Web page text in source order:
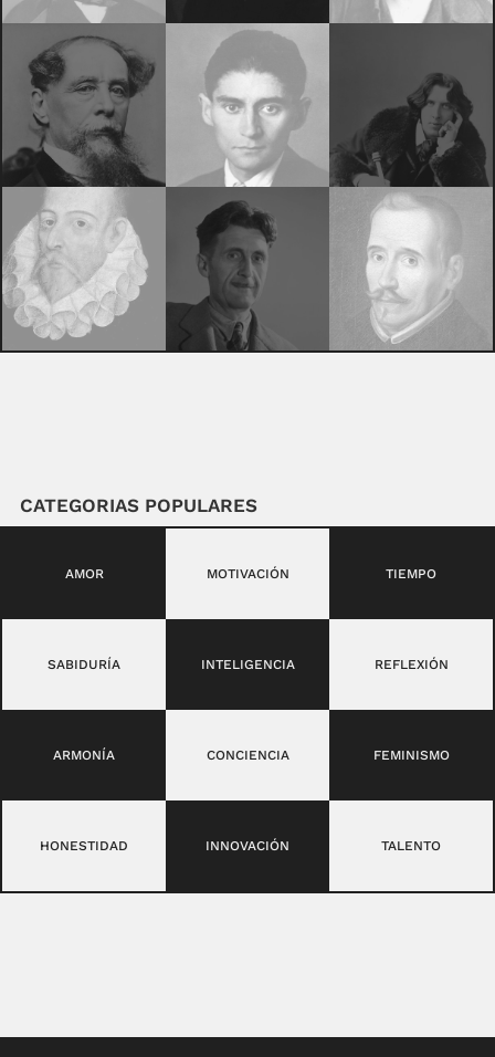
CATEGORIAS POPULARES
AMOR MOTIVACIÓN TIEMPO
SABIDURÍA INTELIGENCIA REFLEXIÓN
ARMONÍA CONCIENCIA FEMINISMO
HONESTIDAD INNOVACIÓN TALENTO